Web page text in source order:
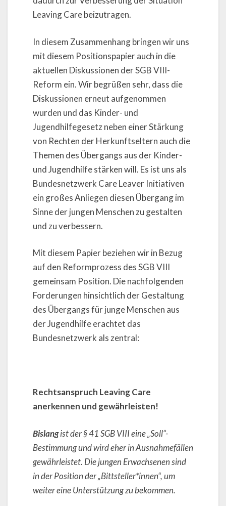
Leaving Care beizutragen.
In diesem Zusammenhang bringen wir uns
mit diesem Positionspapier auch in die
aktuellen Diskussionen der SGB VIII-
Reform ein. Wir begrüßen sehr, dass die
Diskussionen erneut aufgenommen
wurden und das Kinder- und
Jugendhilfegesetz neben einer Stärkung
von Rechten der Herkunftseltern auch die
Themen des Übergangs aus der Kinder-
und Jugendhilfe stärken will. Es ist uns als
Bundesnetzwerk Care Leaver Initiativen
ein großes Anliegen diesen Übergang im
Sinne der jungen Menschen zu gestalten
und zu verbessern.
Mit diesem Papier beziehen wir in Bezug
auf den Reformprozess des SGB VIII
gemeinsam Position. Die nachfolgenden
Forderungen hinsichtlich der Gestaltung
des Übergangs für junge Menschen aus
der Jugendhilfe erachtet das
Bundesnetzwerk als zentral:
Rechtsanspruch Leaving Care
anerkennen und gewährleisten!
Bislangist der § 41 SGB VIII eine „Soll“-
Bestimmung und wird eher in Ausnahmefällen
gewährleistet. Die jungen Erwachsenen sind
in der Position der „Bittsteller*innen“, um
weiter eine Unterstützung zu bekommen.